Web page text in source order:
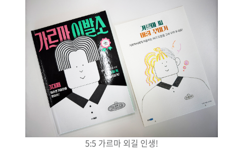
5:5 가르마 외길 인생!